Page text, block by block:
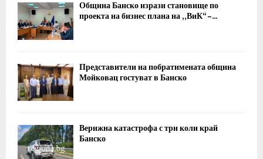
Община Банско изрази становище по
проекта на бизнес плана на „ВиК“ –...
Представители на побратимената община
Мойковац гостуват в Банско
Верижна катастрофа с три коли край
Банско